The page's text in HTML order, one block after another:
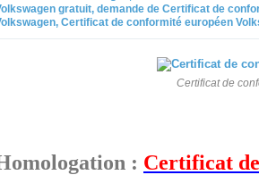
gratuit, demande de Certificat de
Certificat de conformité européen
Certificat de
: Certificat